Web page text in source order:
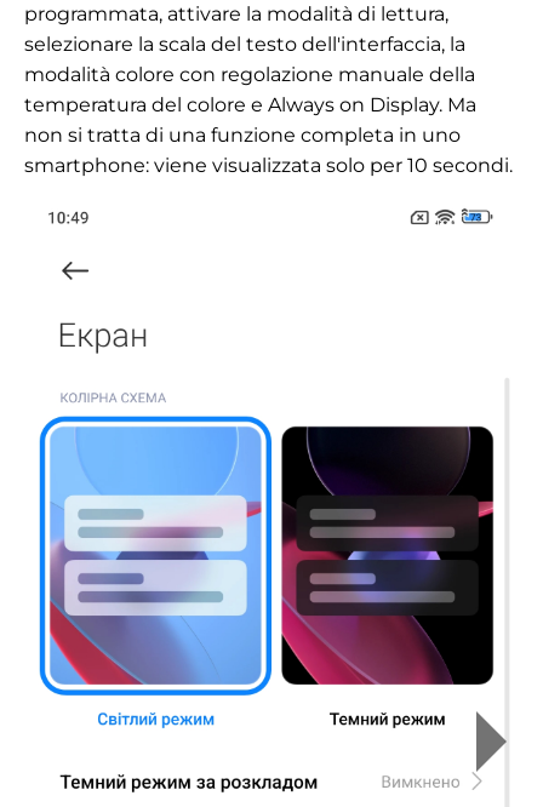
programmata, attivare la modalità di lettura,
selezionare la scala del testo dell'interfaccia, la
modalità colore con regolazione manuale della
temperatura del colore e Always on Display. Ma
non si tratta di una funzione completa in uno
smartphone: viene visualizzata solo per 10 secondi.